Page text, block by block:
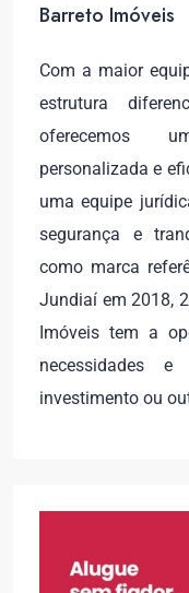
Barreto Imóveis
Com a maior
estrutura
oferecemos
personalizada e
uma equipe
segurança e
como marca
Jundiaí em 2018,
Imóveis tem a
necessidades
investimento ou